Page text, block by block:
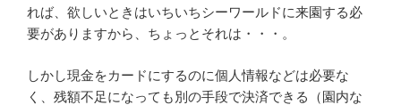
れば、欲しいときはいちいちシーワールドに来園する必
要がありますから、ちょっとそれは・・・。
しかし現金をカードにするのに個人情報などは必要な
く、残額不足になっても別の手段で決済できる（園内な